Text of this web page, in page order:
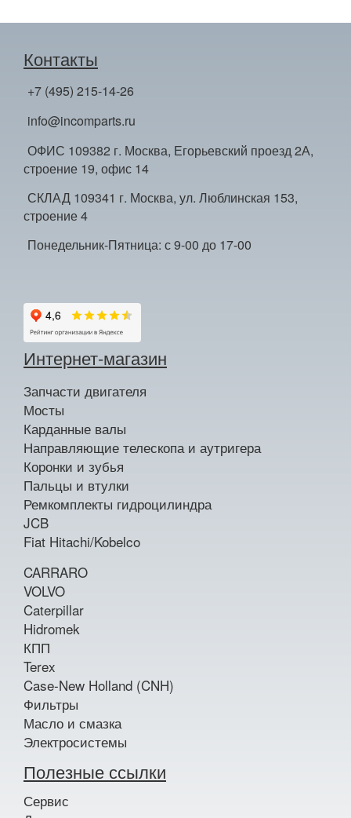
Контакты
+7 (495) 215-14-26
info@incomparts.ru
ОФИС 109382 г. Москва, Егорьевский проезд 2А,
строение 19, офис 14
СКЛАД 109341 г. Москва, ул. Люблинская 153,
строение 4
Понедельник-Пятница: с 9-00 до 17-00
Интернет-магазин
Запчасти двигателя
Мосты
Карданные валы
Направляющие телескопа и аутригера
Коронки и зубья
Пальцы и втулки
Ремкомплекты гидроцилиндра
JCB
Fiat Hitachi/Kobelco
CARRARO
VOLVO
Caterpillar
Hidromek
КПП
Terex
Case-New Holland (CNH)
Фильтры
Масло и смазка
Электросистемы
Полезные ссылки
Сервис